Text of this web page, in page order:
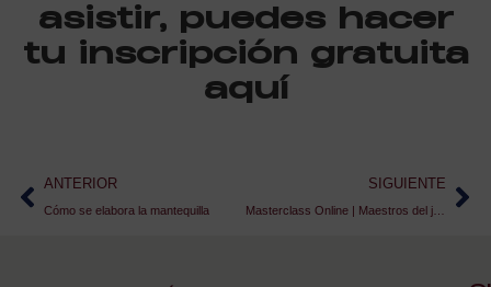
asistir, puedes hacer
tu inscripción gratuita
aquí
ANTERIOR
Cómo se elabora la mantequilla
SIGUIENTE
Masterclass Online | Maestros del juego del delivery